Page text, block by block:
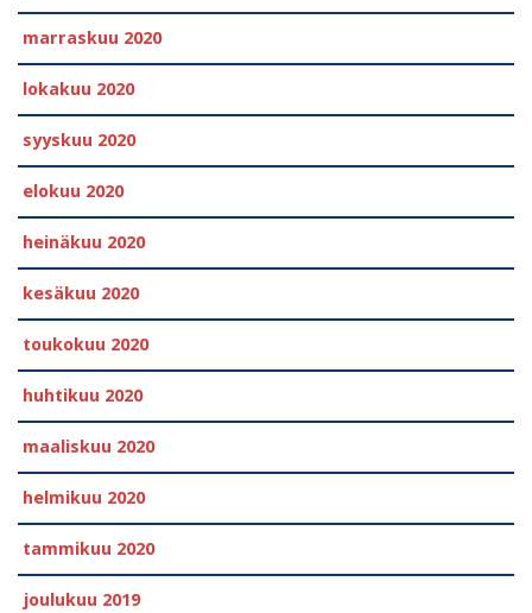
marraskuu 2020
lokakuu 2020
syyskuu 2020
elokuu 2020
heinäkuu 2020
kesäkuu 2020
toukokuu 2020
huhtikuu 2020
maaliskuu 2020
helmikuu 2020
tammikuu 2020
joulukuu 2019